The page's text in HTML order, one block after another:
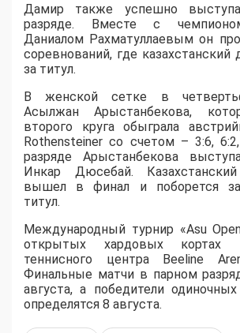
Дамир также успешно
разряде. Вместе с
Даниалом Рахматуллаевым он
соревнований, где казахстанский
за титул.
В женской сетке в
Асылжан Арыстанбекова,
второго круга обыграла
Rothensteiner со счетом – 3:6,
разряде Арыстанбекова
Инкар Дюсебай.
вышел в финал и поборется за
титул.
Международный турнир «Asu
открытых хардовых кортах
теннисного центра Beeline
Финальные матчи в парном
августа, а победители
определятся 8 августа.